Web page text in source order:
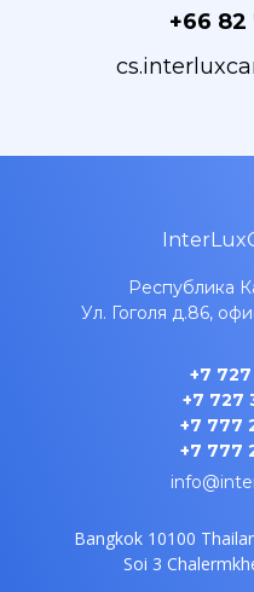
+66 82
Республика
Ул. Гоголя д.86,
+7 727
+7 727
+7 777
+7 777
Bangkok 10100
Soi 3